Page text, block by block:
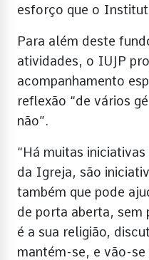
esforço que o
Para além deste
atividades, o IUJP
acompanhamento
reflexão “de vários
não”.
“Há muitas
da Igreja, são
também que pode
de porta aberta, sem
é a sua religião,
mantém-se, e vão-